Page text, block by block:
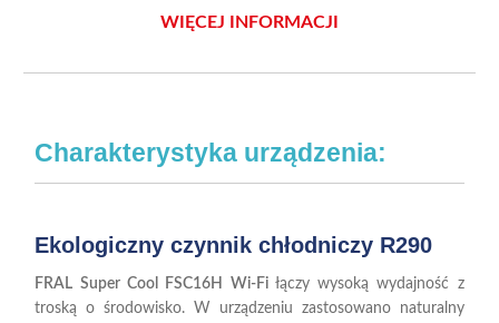
WIĘCEJ INFORMACJI
Charakterystyka urządzenia:
Ekologiczny czynnik chłodniczy R290
FRAL Super Cool FSC16H Wi-Fiłączy wysoką wydajność z
troską o środowisko. W urządzeniu zastosowano naturalny